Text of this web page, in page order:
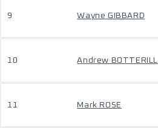
9 Wayne GIBBARD
10 Andrew BOTTERILL
11 Mark ROSE